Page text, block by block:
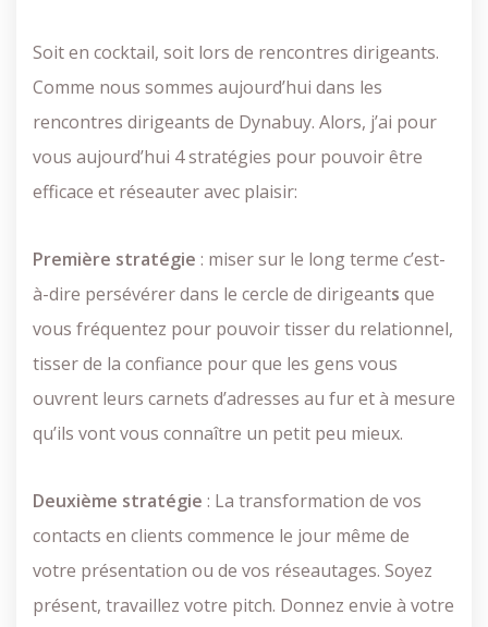
Soit en cocktail, soit lors de rencontres dirigeants.
Comme nous sommes aujourd’hui dans les
rencontres dirigeants de Dynabuy. Alors, j’ai pour
vous aujourd’hui 4 stratégies pour pouvoir être
efficace et réseauter avec plaisir:
Première stratégie : miser sur le long terme c’est-
à-dire persévérer dans le cercle de dirigeants que
vous fréquentez pour pouvoir tisser du relationnel,
tisser de la confiance pour que les gens vous
ouvrent leurs carnets d’adresses au fur et à mesure
qu’ils vont vous connaître un petit peu mieux.
Deuxième stratégie : La transformation de vos
contacts en clients commence le jour même de
votre présentation ou de vos réseautages. Soyez
présent, travaillez votre pitch. Donnez envie à votre